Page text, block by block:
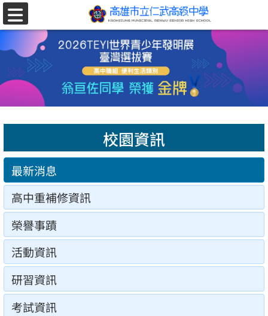
跳至主要內容區
選
單
校園資訊
最新消息
高中重補修資訊
榮譽事蹟
活動資訊
研習資訊
考試資訊